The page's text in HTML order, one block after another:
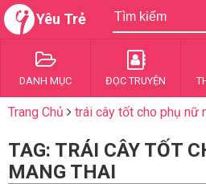
Yêu Trẻ
DANH MỤC ĐỌC TRUYỆN
Trang Chủ trái cây tốt cho phụ nữ
TAG: TRÁI CÂY TỐT
MANG THAI